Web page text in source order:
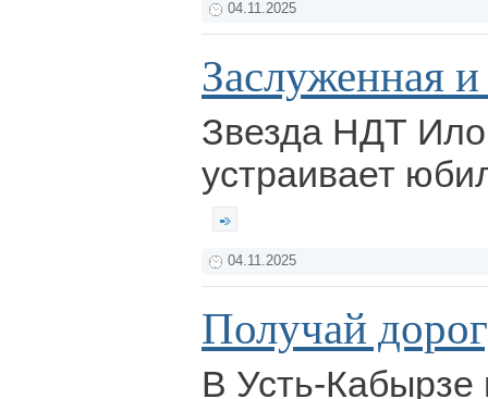
04.11.2025
Заслуженная
Звезда НДТ
устраивает
04.11.2025
Получай
В Усть-